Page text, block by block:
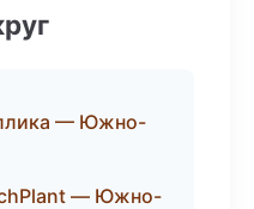
— Южно-
— Южно-